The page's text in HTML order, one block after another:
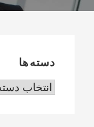
دسته‌ها
دسته‌ها